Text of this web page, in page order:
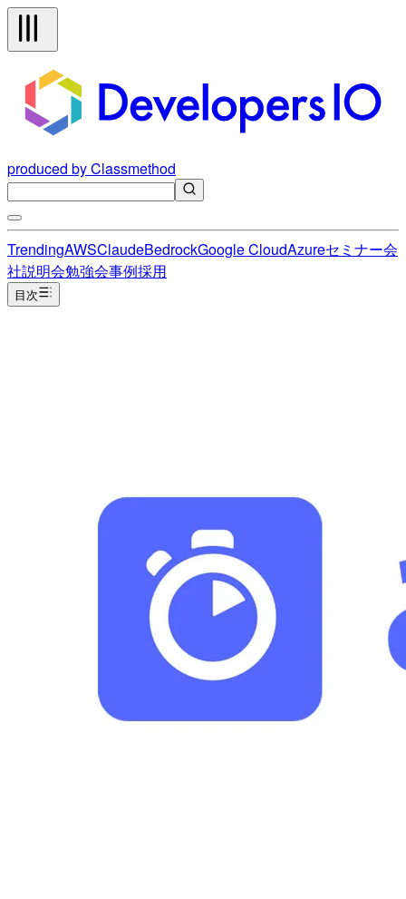
produced by Classmethod
TrendingAWSClaudeBedrockGoogle CloudAzureセミナー会
社説明会勉強会事例採用
目次